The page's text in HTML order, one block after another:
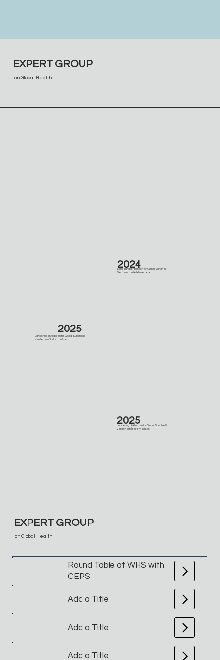
EXPERT GROUP
on Global Health
2024
Lancering af Alliancen for Global Sundhed i
Verdensmålteltet med xxx
2025
Lancering af Alliancen for Global Sundhed i
Verdensmålteltet med xxx
2025
Lancering af Alliancen for Global Sundhed i
Verdensmålteltet med xxx
EXPERT GROUP
on Global Health
Round Table at WHS with
CEPS
Add a Title
Add a Title
Add a Title